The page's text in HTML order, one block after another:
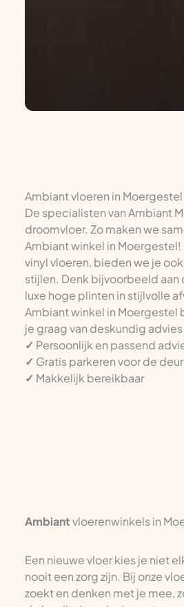
Ambiant vloeren in Moergestel
De specialisten van Ambiant
droomvloer. Zo maken we
Ambiant winkel in
vinyl vloeren, bieden we je
stijlen. Denk bijvoorbeeld
luxe hoge plinten in stijlvolle
Ambiant winkel in Moergestel
je graag van deskundig
✓ Persoonlijk en passend
✓ Gratis parkeren voor de deur
✓ Makkelijk bereikbaar
Ambiantvloerenwinkels in
Een nieuwe vloer kies je niet
nooit een zorg zijn. Bij onze
zoekt en denken met je mee,